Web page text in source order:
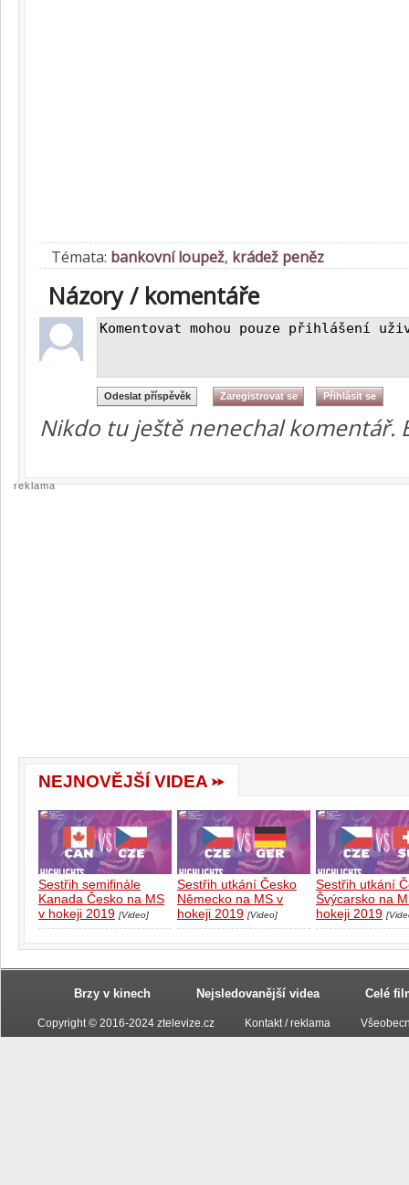
Témata: bankovní loupež, krádež peněz
Názory / komentáře
Nikdo tu ještě nenechal komentář.
reklama
NEJNOVĚJŠÍ VIDEA
Sestřih semifinále
Kanada Česko na MS
v hokeji 2019 [Video]
Sestřih utkání Česko
Německo na MS v
hokeji 2019 [Video]
Sestřih utkání
Švýcarsko na
hokeji 2019
Brzy v kinech Nejsledovanější videa Celé
Copyright © 2016-2024 ztelevize.cz Kontakt / reklama